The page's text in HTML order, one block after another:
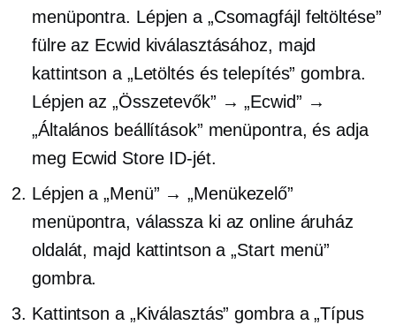
menüpontra. Lépjen a „Csomagfájl feltöltése”
fülre az Ecwid kiválasztásához, majd
kattintson a „Letöltés és telepítés” gombra.
Lépjen az „Összetevők” → „Ecwid” →
„Általános beállítások” menüpontra, és adja
meg Ecwid Store ID-jét.
Lépjen a „Menü” → „Menükezelő”
menüpontra, válassza ki az online áruház
oldalát, majd kattintson a „Start menü”
gombra.
Kattintson a „Kiválasztás” gombra a „Típus